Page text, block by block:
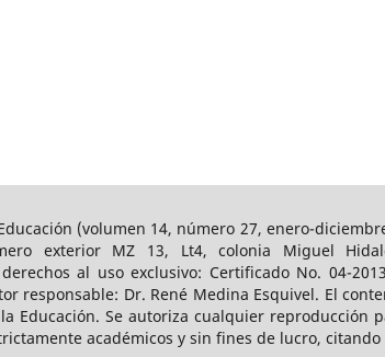
(volumen 14, número 27, enero-
exterior MZ 13, Lt4, colonia Miguel
al uso exclusivo: Certificado No. 04-
responsable: Dr. René Medina Esquivel. El
Educación. Se autoriza cualquier
académicos y sin fines de lucro,